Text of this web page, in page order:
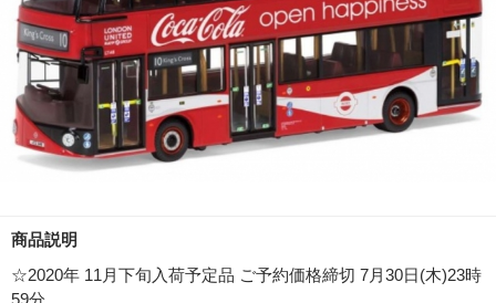
商品説明
☆2020年 11月下旬入荷予定品 ご予約価格締切 7月30日(木)23時
59分